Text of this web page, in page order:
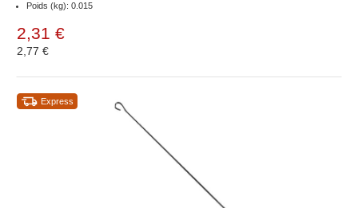
Poids (kg): 0.015
2,31 €
2,77 €
Express